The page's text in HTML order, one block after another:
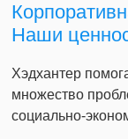
Наши
Хэдхантер
множество
социально-